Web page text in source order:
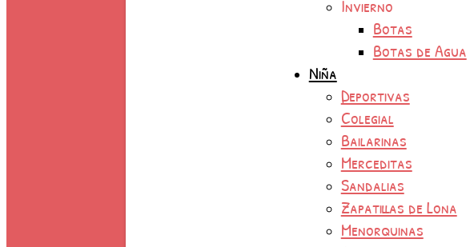
Invierno
Botas
Botas de Agua
Niña
Deportivas
Colegial
Bailarinas
Merceditas
Sandalias
Zapatillas de Lona
Menorquinas